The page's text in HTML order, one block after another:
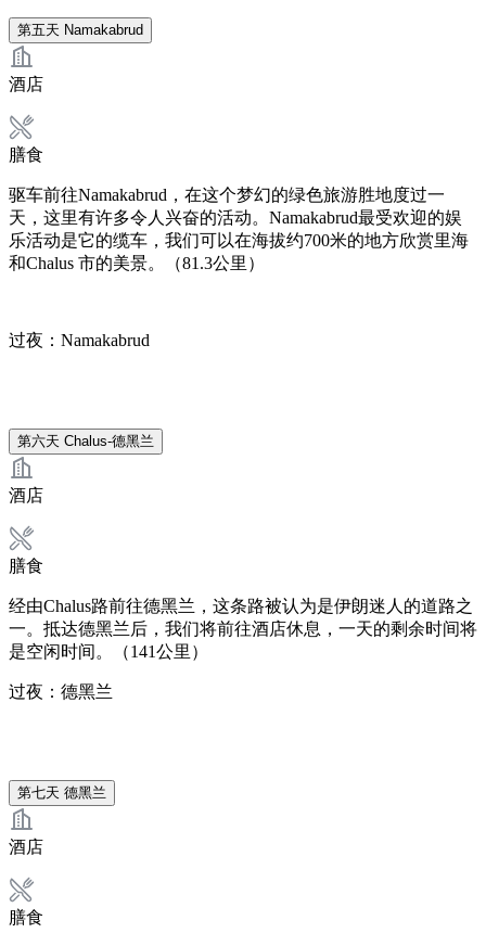
第五天 Namakabrud
酒店
膳食
驱车前往Namakabrud，在这个梦幻的绿色旅游胜地度过一
天，这里有许多令人兴奋的活动。Namakabrud最受欢迎的娱
乐活动是它的缆车，我们可以在海拔约700米的地方欣赏里海
和Chalus 市的美景。（81.3公里）
过夜：Namakabrud
第六天 Chalus-德黑兰
酒店
膳食
经由Chalus路前往德黑兰，这条路被认为是伊朗迷人的道路之
一。抵达德黑兰后，我们将前往酒店休息，一天的剩余时间将
是空闲时间。（141公里）
过夜：德黑兰
第七天 德黑兰
酒店
膳食